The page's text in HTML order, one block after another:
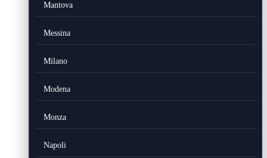
Mantova
Messina
Milano
Modena
Monza
Napoli